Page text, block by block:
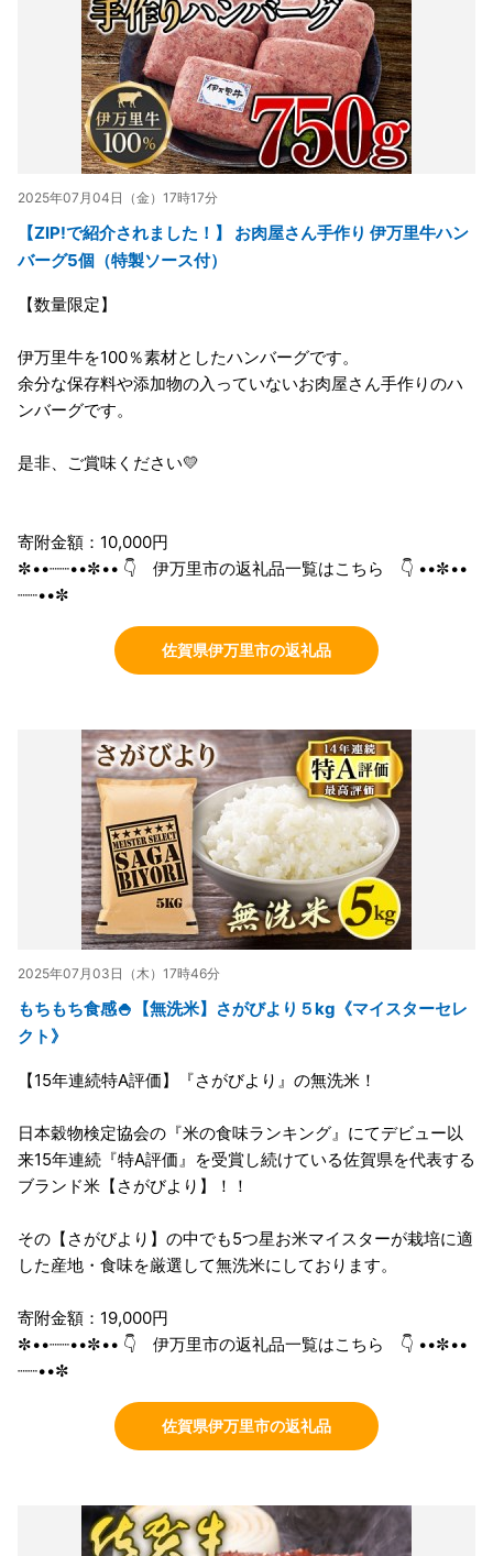
2025年07月04日（金）17時17分
【ZIP!で紹介されました！】 お肉屋さん手作り 伊万里牛ハン
バーグ5個（特製ソース付）
【数量限定】
伊万里牛を100％素材としたハンバーグです。
余分な保存料や添加物の入っていないお肉屋さん手作りのハ
ンバーグです。
是非、ご賞味ください💛
寄附金額：10,000円
✼••┈┈••✼•• 👇 伊万里市の返礼品一覧はこちら 👇 ••✼••
┈┈••✼
佐賀県伊万里市の返礼品
2025年07月03日（木）17時46分
もちもち食感🍚【無洗米】さがびより５kg《マイスターセレ
クト》
【15年連続特A評価】『さがびより』の無洗米！
日本穀物検定協会の『米の食味ランキング』にてデビュー以
来15年連続『特A評価』を受賞し続けている佐賀県を代表する
ブランド米【さがびより】！！
その【さがびより】の中でも5つ星お米マイスターが栽培に適
した産地・食味を厳選して無洗米にしております。
寄附金額：19,000円
✼••┈┈••✼•• 👇 伊万里市の返礼品一覧はこちら 👇 ••✼••
┈┈••✼
佐賀県伊万里市の返礼品